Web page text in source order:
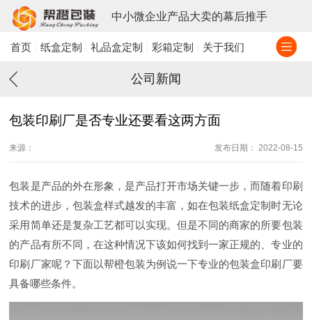
中小微企业产品大卖的幕后推手
首页 纸盒定制 礼品盒定制 彩箱定制 关于我们
公司新闻
包装印刷厂是否专业还要看这两方面
来源： 发布日期： 2022-08-15
包装是产品的外在形象，是产品打开市场关键一步，而随着印刷
技术的进步，包装盒样式越发的丰富，如在包装纸盒定制时无论
采用简单还是复杂工艺都可以实现。但是不同的商家的所要包装
的产品有所不同，在这种情况下该如何找到一家正规的、专业的
印刷厂家呢？下面以帮橙包装为例说一下专业的包装盒印刷厂要
具备哪些条件。